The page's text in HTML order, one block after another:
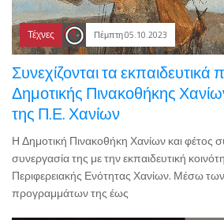
Τέχνες Πέμπτη 05.10.2023
Συνεχίζονται τα
Δημοτικής Πινακοθήκης
της Π.Ε. Χανίων
Η Δημοτική Πινακοθήκη Χανίων και φέτος
συνεργασία της με την εκπαιδευτική
Περιφερειακής Ενότητας Χανίων. Μέσω
προγραμμάτων της έως